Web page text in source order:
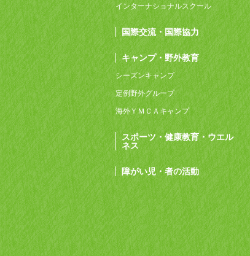
インターナショナルスクール
国際交流・国際協力
キャンプ・野外教育
シーズンキャンプ
定例野外グループ
海外ＹＭＣＡキャンプ
スポーツ・健康教育・ウエル
ネス
障がい児・者の活動